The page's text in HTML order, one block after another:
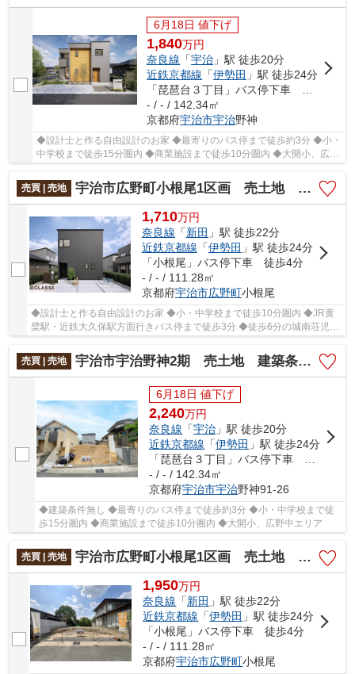
6月18日 値下げ
1,840万円
奈良線 「宇治 」駅 徒歩20分
近鉄京都線 「伊勢田 」駅 徒歩24分
- / - / 142.34㎡
京都府宇治市宇治野神
◆設計士と作る自由設計のお家 ◆最寄りのバス停まで徒歩約3分 ◆小・
中学校まで徒歩15分圏内 ◆商業施設まで徒歩10分圏内 ◆大開小、広野
中エリア
売買 | 売地
宇治市広野町小根尾1区画 売土地 建築条件付き
1,710万円
奈良線 「新田 」駅 徒歩22分
近鉄京都線 「伊勢田 」駅 徒歩24分
「小根尾」バス停下車 徒歩4分
- / - / 111.28㎡
京都府宇治市広野町小根尾
◆設計士と作る自由設計のお家 ◆小・中学校まで徒歩10分圏内 ◆JR黄
檗駅・近鉄大久保駅方面行きバス停まで徒歩3分 ◆徒歩6分の城南荘児童
公園でのびのび遊べる住環境 ◆高低差ほぼなしの整...
売買 | 売地
宇治市宇治野神2期 売土地 建築条件無し
6月18日 値下げ
2,240万円
奈良線 「宇治 」駅 徒歩20分
近鉄京都線 「伊勢田 」駅 徒歩24分
- / - / 142.34㎡
京都府宇治市宇治野神91-26
◆建築条件無し ◆最寄りのバス停まで徒歩約3分 ◆小・中学校まで徒
歩15分圏内 ◆商業施設まで徒歩10分圏内 ◆大開小、広野中エリア
売買 | 売地 宇治市広野町小根尾1区画 売土地 建築条件無し
1,950万円
奈良線 「新田 」駅 徒歩22分
近鉄京都線 「伊勢田 」駅 徒歩24分
「小根尾」バス停下車 徒歩4分
- / - / 111.28㎡
京都府宇治市広野町小根尾